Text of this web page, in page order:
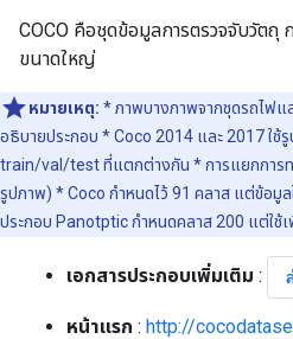
COCO คือชุดข้อมูลการตรวจจับวัตถุ
ขนาดใหญ่
หมายเหตุ: * ภาพบางภาพจากชุดรถไฟแ
อธิบายประกอบ * Coco 2014 และ 2017 ใช้
train/val/test ที่แตกต่างกัน * การแยกการท
รูปภาพ) * Coco กำหนดไว้ 91 คลาส แต่ข้อมู
ประกอบ Panotptic กำหนดคลาส 200 แต่ใช้
เอกสารประกอบเพิ่มเติม :
หน้าแรก : http://